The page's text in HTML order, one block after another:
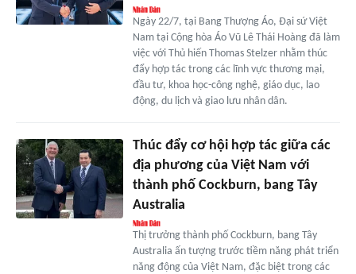
Ngày 22/7, tại Bang Thượng Áo, Đại sứ Việt
Nam tại Cộng hòa Áo Vũ Lê Thái Hoàng đã làm
việc với Thủ hiến Thomas Stelzer nhằm thúc
đẩy hợp tác trong các lĩnh vực thương mại,
đầu tư, khoa học-công nghệ, giáo dục, lao
động, du lịch và giao lưu nhân dân.
Thúc đẩy cơ hội hợp tác giữa các
địa phương của Việt Nam với
thành phố Cockburn, bang Tây
Australia
Thị trưởng thành phố Cockburn, bang Tây
Australia ấn tượng trước tiềm năng phát triển
năng động của Việt Nam, đặc biệt trong các